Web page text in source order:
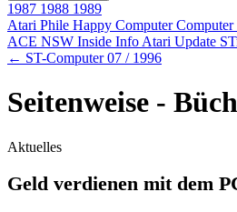
1987 1988 1989
Atari Phile Happy Computer
ACE NSW Inside Info Atari Update
← ST-Computer 07 / 1996
Seitenweise -
Aktuelles
Geld verdienen mit dem